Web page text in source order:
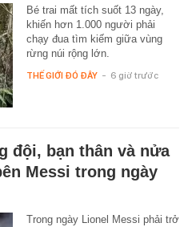
Bé trai mất tích suốt 13 ngày,
khiến hơn 1.000 người phải
chạy đua tìm kiếm giữa vùng
rừng núi rộng lớn.
THẾ GIỚI ĐÓ ĐÂY - 6 giờ trước
đội, bạn thân và nửa
Messi trong ngày
Trong ngày Lionel Messi phải trở